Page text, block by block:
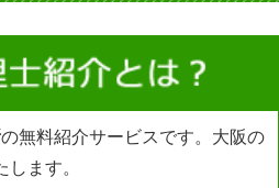
の無料紹介サービスです。大阪の
ます。